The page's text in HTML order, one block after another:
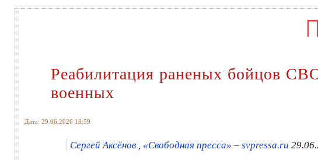
Реабилитация раненых бойцов
военных
Дата: 29.06.2026 18:59
Сергей Аксёнов , «Свободная пресса» – svpressa.ru